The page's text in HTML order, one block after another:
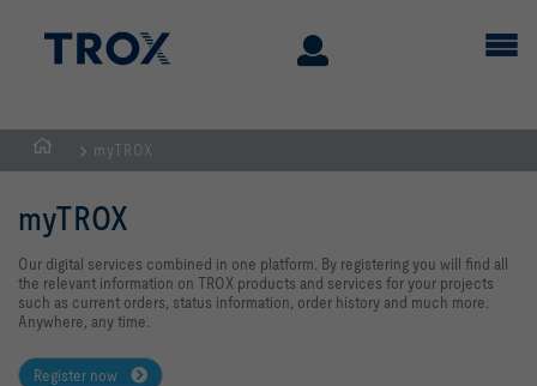
Hemsida
myTROX
myTROX
Our digital services combined in one platform. By registering you will find all
the relevant information on TROX products and services for your projects
such as current orders, status information, order history and much more.
Anywhere, any time.
Register now